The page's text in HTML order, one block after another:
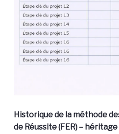
Historique de la méthode
de Réussite (FER) –